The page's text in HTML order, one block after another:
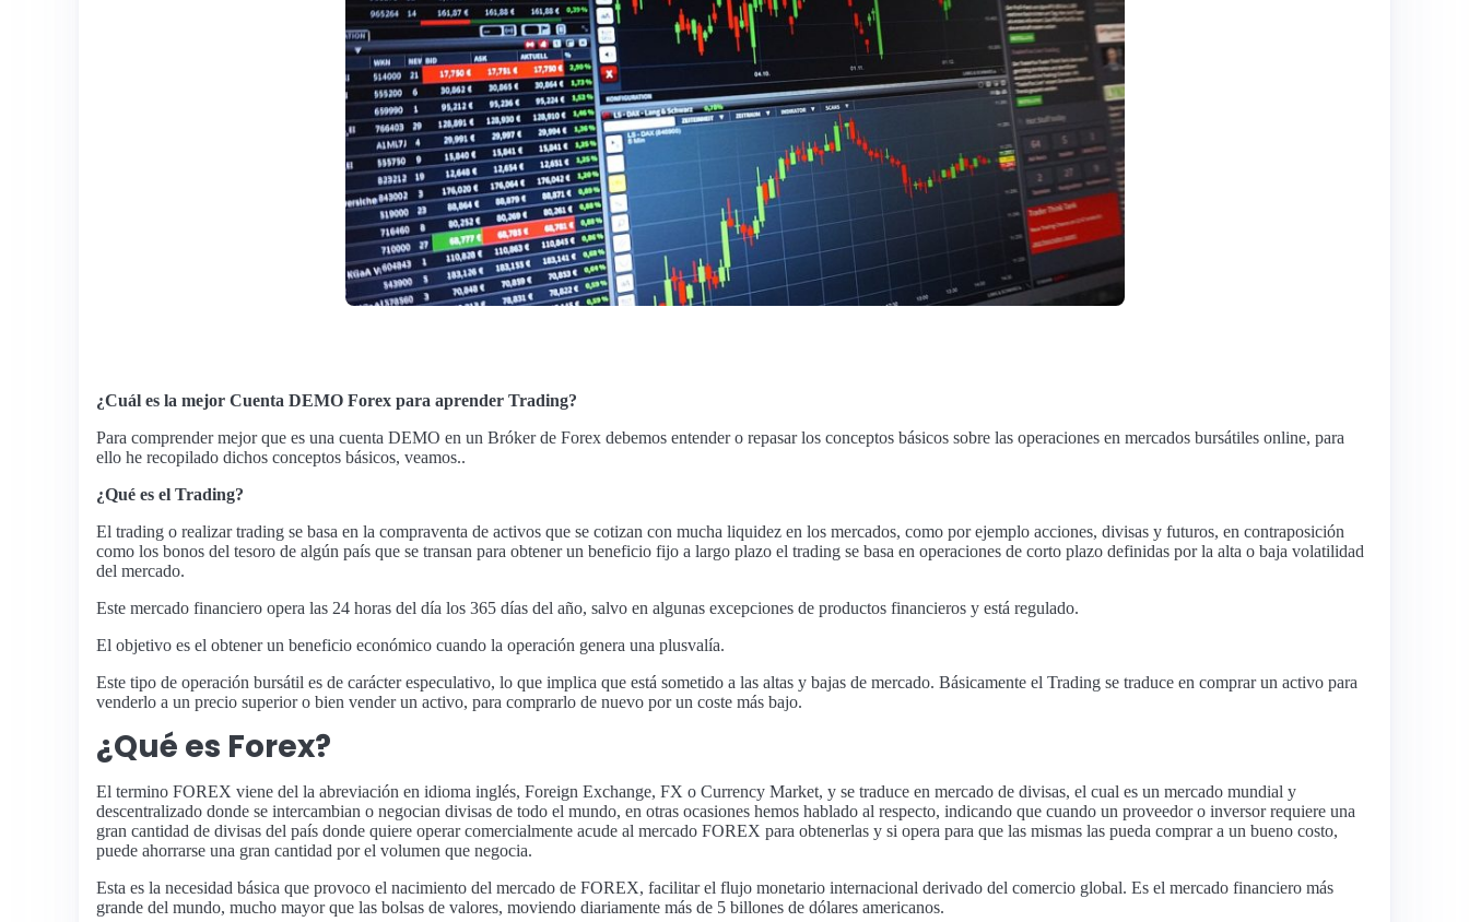
¿Cuál es la mejor Cuenta DEMO Forex para aprender Trading?
Para comprender mejor que es una cuenta DEMO en un Bróker de Forex debemos entender o repasar los conceptos básicos sobre las operaciones en mercados bursátiles online, para
ello he recopilado dichos conceptos básicos, veamos..
¿Qué es el Trading?
El trading o realizar trading se basa en la compraventa de activos que se cotizan con mucha liquidez en los mercados, como por ejemplo acciones, divisas y futuros, en contraposición
como los bonos del tesoro de algún país que se transan para obtener un beneficio fijo a largo plazo el trading se basa en operaciones de corto plazo definidas por la alta o baja volatilidad
del mercado.
Este mercado financiero opera las 24 horas del día los 365 días del año, salvo en algunas excepciones de productos financieros y está regulado.
El objetivo es el obtener un beneficio económico cuando la operación genera una plusvalía.
Este tipo de operación bursátil es de carácter especulativo, lo que implica que está sometido a las altas y bajas de mercado. Básicamente el Trading se traduce en comprar un activo para
venderlo a un precio superior o bien vender un activo, para comprarlo de nuevo por un coste más bajo.
¿Qué es Forex?
El termino FOREX viene del la abreviación en idioma inglés, Foreign Exchange, FX o Currency Market, y se traduce en mercado de divisas, el cual es un mercado mundial y
descentralizado donde se intercambian o negocian divisas de todo el mundo, en otras ocasiones hemos hablado al respecto, indicando que cuando un proveedor o inversor requiere una
gran cantidad de divisas del país donde quiere operar comercialmente acude al mercado FOREX para obtenerlas y si opera para que las mismas las pueda comprar a un bueno costo,
puede ahorrarse una gran cantidad por el volumen que negocia.
Esta es la necesidad básica que provoco el nacimiento del mercado de FOREX, facilitar el flujo monetario internacional derivado del comercio global. Es el mercado financiero más
grande del mundo, mucho mayor que las bolsas de valores, moviendo diariamente más de 5 billones de dólares americanos.